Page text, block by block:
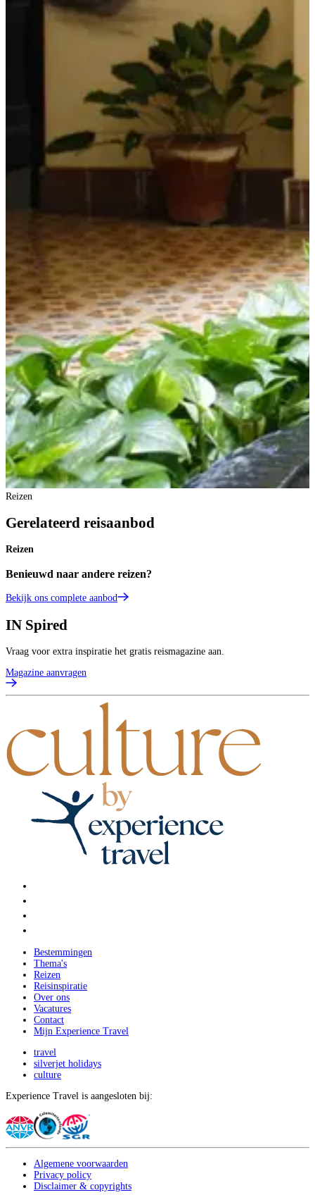
Reizen
Gerelateerd reisaanbod
Reizen
Benieuwd naar andere reizen?
Bekijk ons complete aanbod
IN Spired
Vraag voor extra inspiratie het gratis reismagazine aan.
Magazine aanvragen
Bestemmingen
Thema's
Reizen
Reisinspiratie
Over ons
Vacatures
Contact
Mijn Experience Travel
travel
silverjet holidays
culture
Experience Travel is aangesloten bij:
Algemene voorwaarden
Privacy policy
Disclaimer & copyrights